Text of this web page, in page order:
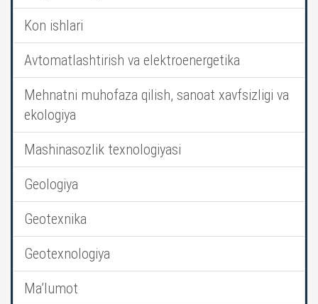
Kon ishlari
Avtomatlashtirish va elektroenergetika
Mehnatni muhofaza qilish, sanoat xavfsizligi va
ekologiya
Mashinasozlik texnologiyasi
Geologiya
Geotexnika
Geotexnologiya
Ma’lumot